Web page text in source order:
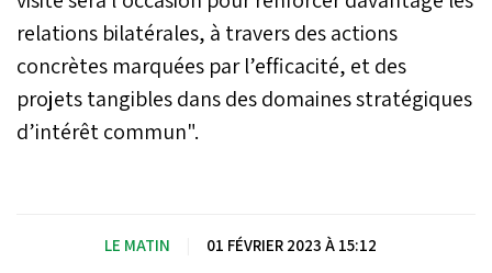
relations bilatérales, à travers des actions
concrètes marquées par l’efficacité, et des
projets tangibles dans des domaines stratégiques
d’intérêt commun".
LE MATIN 01 FÉVRIER 2023 À 15:12